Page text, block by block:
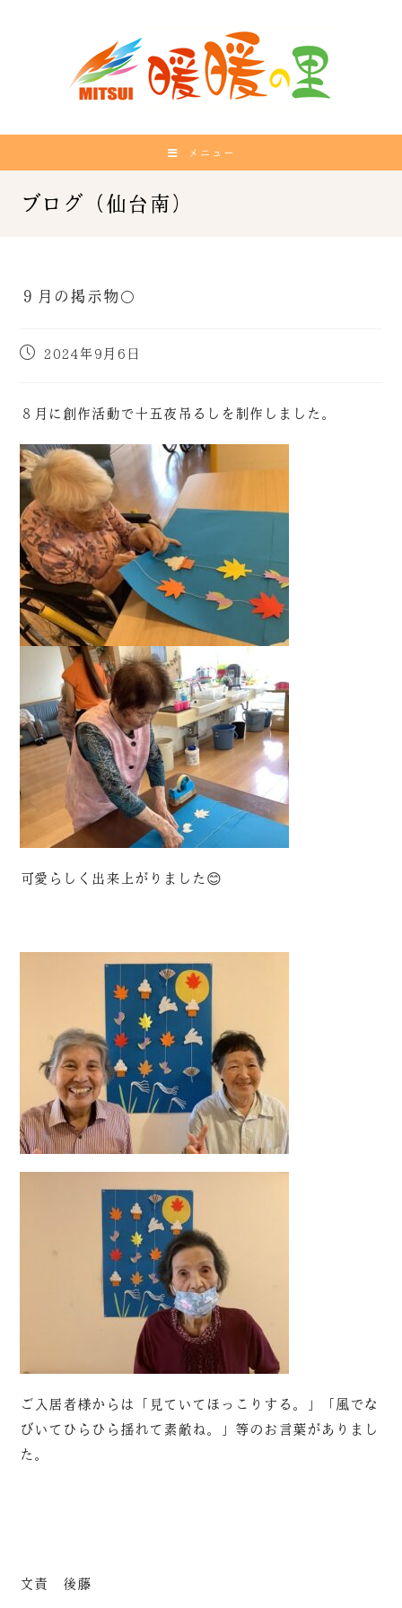
メニュー
９月の掲示物🌕
2024年9月6日
８月に創作活動で十五夜吊るしを制作しました。
可愛らしく出来上がりました😊
ご入居者様からは「見ていてほっこりする。」「風でな
びいてひらひら揺れて素敵ね。」等のお言葉がありまし
た。
文責 後藤